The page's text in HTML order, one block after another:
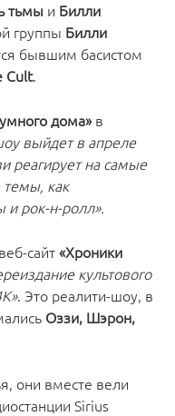
тьмы и Билли
группы Билли
бывшим басистом
Cult.
дома»в
выйдет в апреле
реагирует на самые
темы, как
и рок-н-ролл».
сайт«Хроники
культового
. Это реалити-шоу, в
Оззи, Шэрон,
они вместе вели
Sirius